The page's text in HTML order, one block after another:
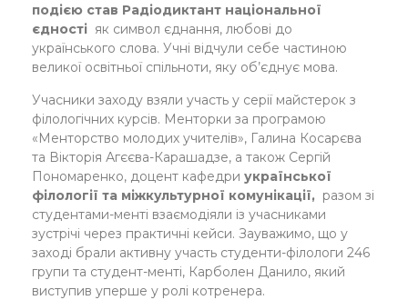
подією став Радіодиктант національної
єдності як символ єднання, любові до
українського слова. Учні відчули себе частиною
великої освітньої спільноти, яку об’єднує мова.
Учасники заходу взяли участь у серії майстерок з
філологічних курсів. Менторки за програмою
«Менторство молодих учителів», Галина Косарєва
та Вікторія Агєєва-Карашадзе, а також Сергій
Пономаренко, доцент кафедри української
філології та міжкультурної комунікації, разом зі
студентами-менті взаємодіяли із учасниками
зустрічі через практичні кейси. Зауважимо, що у
заході брали активну участь студенти-філологи 246
групи та студент-менті, Карболен Данило, який
виступив уперше у ролі котренера.